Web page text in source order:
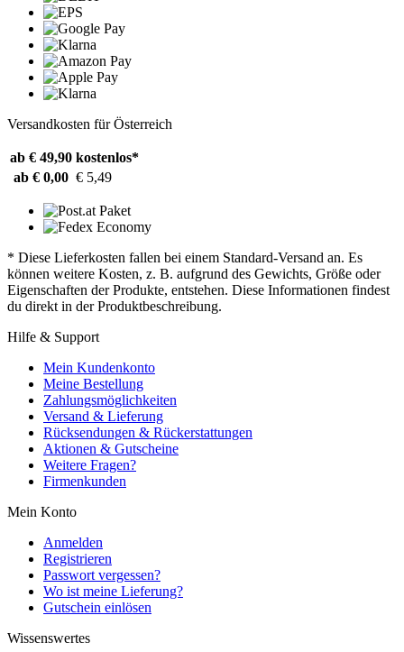
Versandkosten für Österreich
ab € 49,90 kostenlos*
ab € 0,00 € 5,49
* Diese Lieferkosten fallen bei einem Standard-Versand an. Es
können weitere Kosten, z. B. aufgrund des Gewichts, Größe oder
Eigenschaften der Produkte, entstehen. Diese Informationen findest
du direkt in der Produktbeschreibung.
Hilfe & Support
Mein Kundenkonto
Meine Bestellung
Zahlungsmöglichkeiten
Versand & Lieferung
Rücksendungen & Rückerstattungen
Aktionen & Gutscheine
Weitere Fragen?
Firmenkunden
Mein Konto
Anmelden
Registrieren
Passwort vergessen?
Wo ist meine Lieferung?
Gutschein einlösen
Wissenswertes